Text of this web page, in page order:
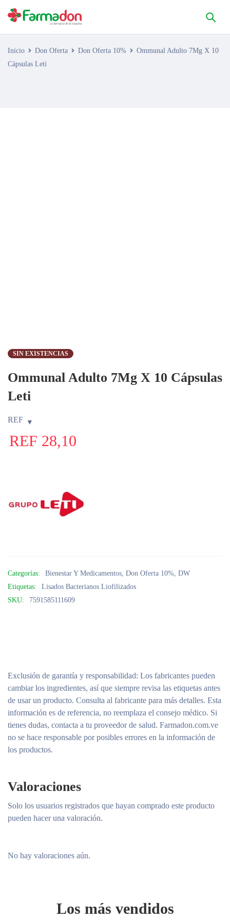
Inicio Don Oferta Don Oferta 10%
Ommunal Adulto 7Mg X 10
Cápsulas Leti
SIN EXISTENCIAS
Ommunal Adulto 7Mg X 10 Cápsulas
Leti
REF
REF 28,10
Categorías: Bienestar Y Medicamentos, Don Oferta 10%, DW
Etiquetas:
Lisados Bacterianos Liofilizados
SKU:
7591585111609
Exclusión de garantía y responsabilidad: Los fabricantes pueden
cambiar los ingredientes, así que siempre revisa las etiquetas antes
de usar un producto. Consulta al fabricante para más detalles. Esta
información es de referencia, no reemplaza el consejo médico. Si
tienes dudas, contacta a tu proveedor de salud. Farmadon.com.ve
no se hace responsable por posibles errores en la información de
los productos.
Valoraciones
No hay valoraciones aún.
Solo los usuarios registrados que hayan comprado este producto
pueden hacer una valoración.
Los más vendidos